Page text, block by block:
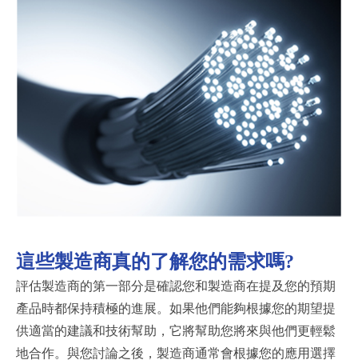
這些製造商真的了解您的需求嗎?
評估製造商的第一部分是確認您和製造商在提及您的預期
產品時都保持積極的進展。如果他們能夠根據您的期望提
供適當的建議和技術幫助，它將幫助您將來與他們更輕鬆
地合作。與您討論之後，製造商通常會根據您的應用選擇